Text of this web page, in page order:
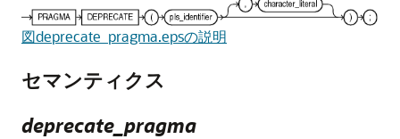
図deprecate_pragma.epsの説明
セマンティクス
deprecate_pragma